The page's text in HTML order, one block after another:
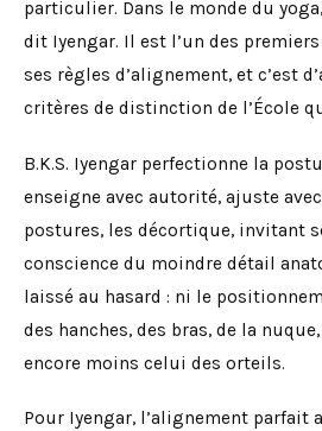
particulier. Dans le monde du
dit Iyengar. Il est l’un des
ses règles d’alignement, et c’est
critères de distinction de l’École
B.K.S. Iyengar perfectionne la
enseigne avec autorité, ajuste
postures, les décortique, invitant
conscience du moindre détail
laissé au hasard : ni le
des hanches, des bras, de la
encore moins celui des orteils.
Pour Iyengar, l’alignement parfait